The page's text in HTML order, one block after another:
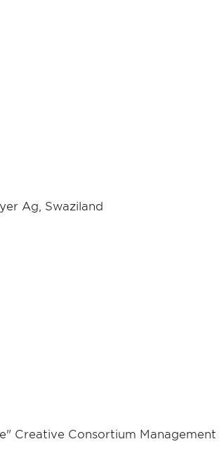
Ag, Swaziland
Creative Consortium Management